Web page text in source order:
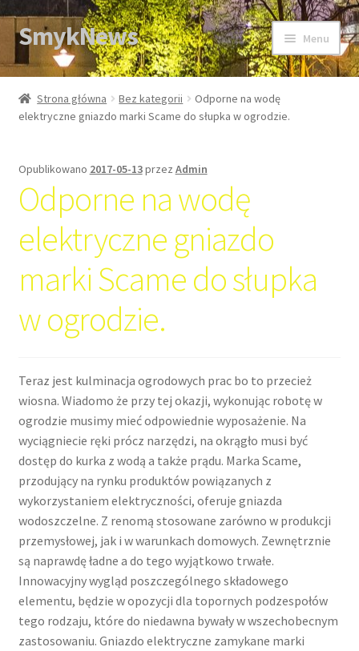
Przejdź
do
nawigacji
Przejdź
do
treści
SmykNews Menu
Strona główna
Strona główna Bez kategorii
Odporne na wodę
elektryczne gniazdo marki Scame do słupka w ogrodzie.
Opublikowano 2017-05-13przez Admin
Odporne na wodę
elektryczne gniazdo
marki Scame do słupka
w ogrodzie.
Teraz jest kulminacja ogrodowych prac bo to przecież
wiosna. Wiadomo że przy tej okazji, wykonując robotę w
ogrodzie musimy mieć odpowiednie wyposażenie. Na
wyciągniecie ręki prócz narzędzi, na okrągło musi być
dostęp do kurka z wodą a także prądu. Marka Scame,
przodujący na rynku produktów powiązanych z
wykorzystaniem elektryczności, oferuje gniazda
wodoszczelne. Z renomą stosowane zarówno w produkcji
przemysłowej, jak i w warunkach domowych. Zewnętrznie
są naprawdę ładne a do tego wyjątkowo trwałe.
Innowacyjny wygląd poszczególnego składowego
elementu, będzie w opozycji dla topornych podzespołów
tego rodzaju, które do niedawna bywały w wszechobecnym
zastosowaniu. Gniazdo elektryczne zamykane marki